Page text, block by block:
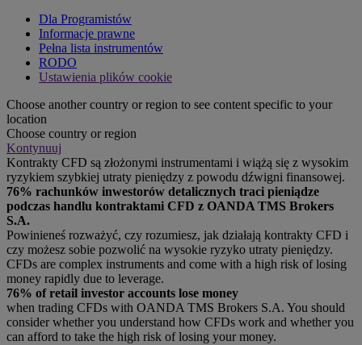
Dla Programistów
Informacje prawne
Pełna lista instrumentów
RODO
Ustawienia plików cookie
Choose another country or region to see content specific to your
location
Choose country or region
Kontynuuj
Kontrakty CFD są złożonymi instrumentami i wiążą się z wysokim
ryzykiem szybkiej utraty pieniędzy z powodu dźwigni finansowej.
76% rachunków inwestorów detalicznych traci pieniądze
podczas handlu kontraktami CFD z OANDA TMS Brokers
S.A.
Powinieneś rozważyć, czy rozumiesz, jak działają kontrakty CFD i
czy możesz sobie pozwolić na wysokie ryzyko utraty pieniędzy.
CFDs are complex instruments and come with a high risk of losing
money rapidly due to leverage.
76% of retail investor accounts lose money
when trading CFDs with OANDA TMS Brokers S.A. You should
consider whether you understand how CFDs work and whether you
can afford to take the high risk of losing your money.